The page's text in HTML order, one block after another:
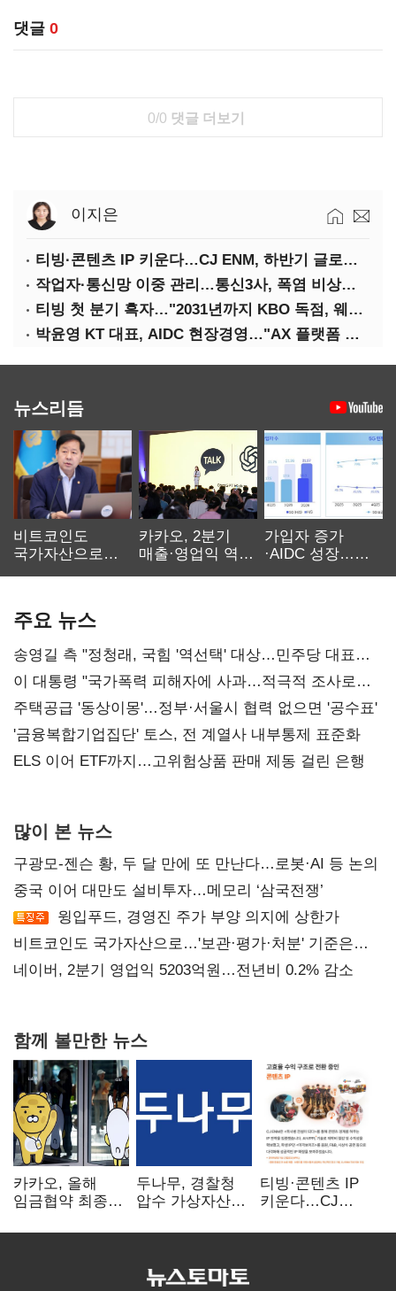
댓글 0
0/0 댓글 더보기
이지은
티빙·콘텐츠 IP 키운다…CJ ENM, 하반기 글로벌 확장 가속
작업자·통신망 이중 관리…통신3사, 폭염 비상대응 돌입
티빙 첫 분기 흑자…"2031년까지 KBO 독점, 웨이브 합병도 속도"
박윤영 KT 대표, AIDC 현장경영…"AX 플랫폼 핵심 인프라로 키운다"
뉴스리듬
비트코인도
국가자산으로…'
카카오, 2분기
매출·영업익 역대
가입자 증가
·AIDC 성장…
주요 뉴스
송영길 측 "정청래, 국힘 '역선택' 대상…민주당 대표로
총선 지휘 못해"
이 대통령 "국가폭력 피해자에 사과…적극적 조사로
진실 밝혀야"
주택공급 '동상이몽'…정부·서울시 협력 없으면 '공수표'
'금융복합기업집단' 토스, 전 계열사 내부통제 표준화
ELS 이어 ETF까지…고위험상품 판매 제동 걸린 은행
많이 본 뉴스
구광모-젠슨 황, 두 달 만에 또 만난다…로봇·AI 등 논의
중국 이어 대만도 설비투자…메모리 ‘삼국전쟁’
윙입푸드, 경영진 주가 부양 의지에 상한가
비트코인도 국가자산으로…'보관·평가·처분' 기준은
숙제
네이버, 2분기 영업익 5203억원…전년비 0.2% 감소
함께 볼만한 뉴스
카카오, 올해
임금협약 최종
인상·격려금
두나무, 경찰청
압수 가상자산
커스터디 사업
티빙·콘텐츠 IP
키운다…CJ
글로벌 확장 가속